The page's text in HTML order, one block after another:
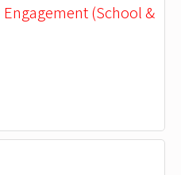
(School &